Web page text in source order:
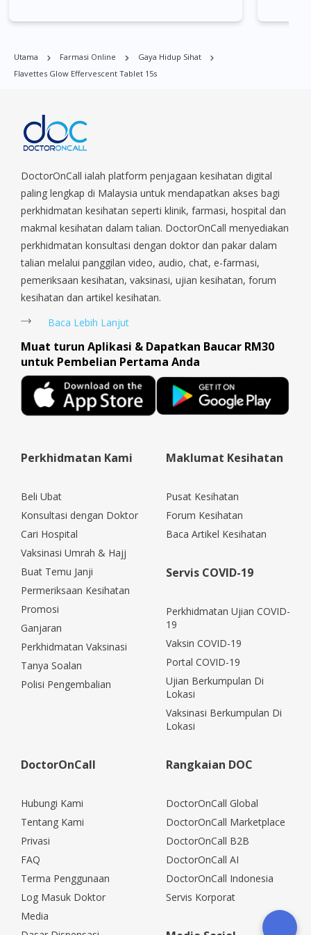
Commonwealt, City Hall, Clarke Quay, Changi Airport, Changi
Village, Clementi Park, Dairy Farm, Eunos, East Coast, Farrer
Parade, Marina, Macpherson, Mandai, Newton, Novena,
Orchard, Pasir Ris, Punggol, Potong Pasir, Paya Lebar,
Sengkang, Serangoon, Serangoon Rd, Seletar, Tampines, Toa
Payoh, Tanjong Pagar, Telok Blangah, Tanglin, Thomson, Tuas,
Tengah, Upper East Coast, Upper Bukit Timah, Upper Thomson,
Woodlands, West Coast, Yishun, Yio Chu Kang.
Utama Farmasi Online
Gaya Hidup Sihat
Flavettes Glow Effervescent Tablet 15s
DoctorOnCall ialah platform penjagaan kesihatan digital
paling lengkap di Malaysia untuk mendapatkan akses bagi
perkhidmatan kesihatan seperti klinik, farmasi, hospital dan
makmal kesihatan dalam talian. DoctorOnCall menyediakan
perkhidmatan konsultasi dengan doktor dan pakar dalam
talian melalui panggilan video, audio, chat, e-farmasi,
pemeriksaan kesihatan, vaksinasi, ujian kesihatan, forum
kesihatan dan artikel kesihatan.
Baca Lebih Lanjut
Muat turun Aplikasi & Dapatkan Baucar RM30
untuk Pembelian Pertama Anda
Perkhidmatan Kami
Beli Ubat
Konsultasi dengan Doktor
Cari Hospital
Vaksinasi Umrah & Hajj
Buat Temu Janji
Permeriksaan Kesihatan
Promosi
Ganjaran
Perkhidmatan Vaksinasi
Tanya Soalan
Polisi Pengembalian
Maklumat Kesihatan
Pusat Kesihatan
Forum Kesihatan
Baca Artikel Kesihatan
Servis COVID-19
Perkhidmatan Ujian COVID-
19
Vaksin COVID-19
Portal COVID-19
Ujian Berkumpulan Di
Lokasi
Vaksinasi Berkumpulan Di
Lokasi
DoctorOnCall
Hubungi Kami
Tentang Kami
Privasi
FAQ
Terma Penggunaan
Log Masuk Doktor
Media
Rangkaian DOC
DoctorOnCall Global
DoctorOnCall Marketplace
DoctorOnCall B2B
DoctorOnCall AI
DoctorOnCall Indonesia
Servis Korporat